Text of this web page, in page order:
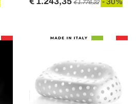
€ 1.776,22